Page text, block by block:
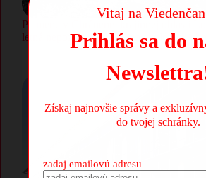
Plamene v Chránenej krajinnej oblasti
letná nepozornosť mení na ekologickú
Vitaj na
Prihlás sa do
Získaj najnovšie správy a
do tvojej schránky.
zadaj emailovú adresu